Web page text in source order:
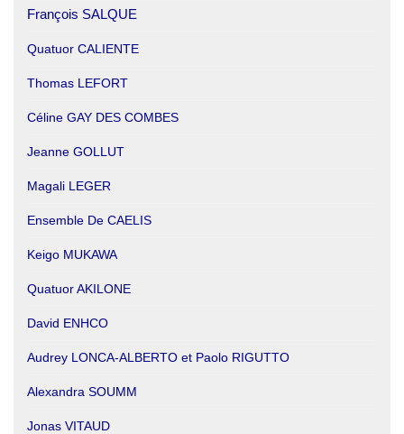
François SALQUE
Quatuor CALIENTE
Thomas LEFORT
Céline GAY DES COMBES
Jeanne GOLLUT
Magali LEGER
Ensemble De CAELIS
Keigo MUKAWA
Quatuor AKILONE
David ENHCO
Audrey LONCA-ALBERTO et Paolo RIGUTTO
Alexandra SOUMM
Jonas VITAUD